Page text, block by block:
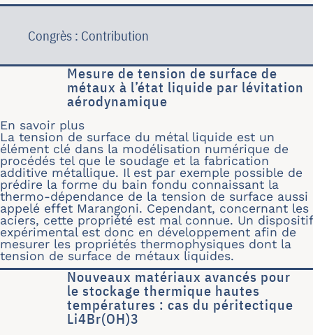
Congrès : Contribution
Mesure de tension de surface de
métaux à l’état liquide par lévitation
aérodynamique
En savoir plus
La tension de surface du métal liquide est un
élément clé dans la modélisation numérique de
procédés tel que le soudage et la fabrication
additive métallique. Il est par exemple possible de
prédire la forme du bain fondu connaissant la
thermo-dépendance de la tension de surface aussi
appelé effet Marangoni. Cependant, concernant les
aciers, cette propriété est mal connue. Un dispositif
expérimental est donc en développement afin de
mesurer les propriétés thermophysiques dont la
tension de surface de métaux liquides.
Nouveaux matériaux avancés pour
le stockage thermique hautes
températures : cas du péritectique
Li4Br(OH)3